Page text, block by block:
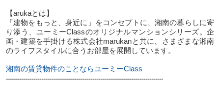
【arukaとは】
「建物をもっと、身近に」をコンセプトに、湘南の暮らしに寄
り添う、ユーミーClassのオリジナルマンションシリーズ。企
画・建築を手掛ける株式会社marukanと共に、さまざまな湘南
のライフスタイルに合うお部屋を展開しています。
湘南の賃貸物件のことならユーミーClass
--------------------------------------------------------------------------------